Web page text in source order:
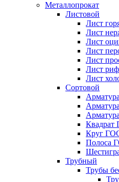
Металлопрокат
Листовой
Лист
Лист
Лист
Лист
Лист
Лист
Лист
Сортовой
Квадрат
Круг
Полоса
Трубный
Трубы